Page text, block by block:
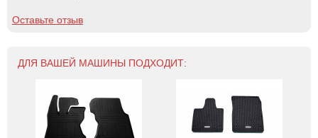
Оставьте отзыв
ДЛЯ ВАШЕЙ МАШИНЫ ПОДХОДИТ: